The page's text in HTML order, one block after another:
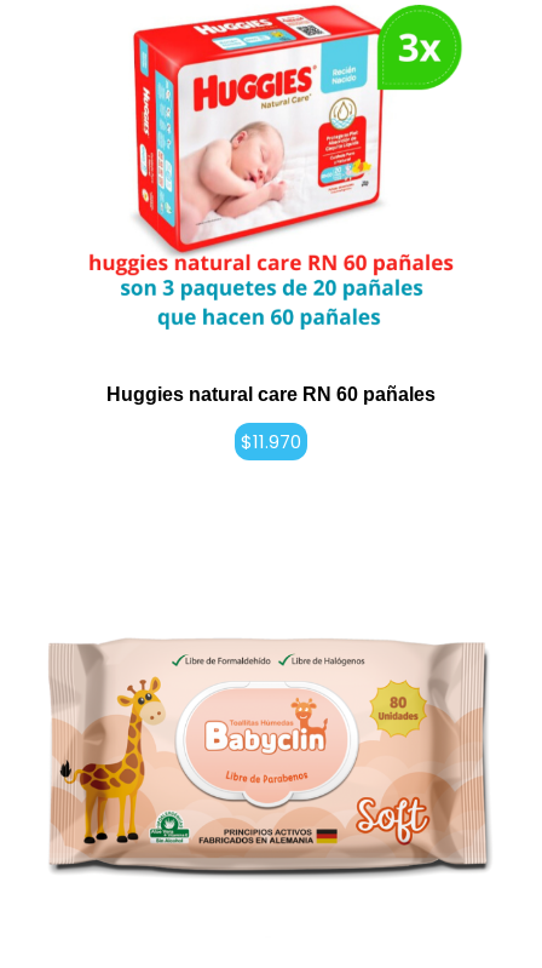
Huggies natural care RN 60 pañales
$11.970